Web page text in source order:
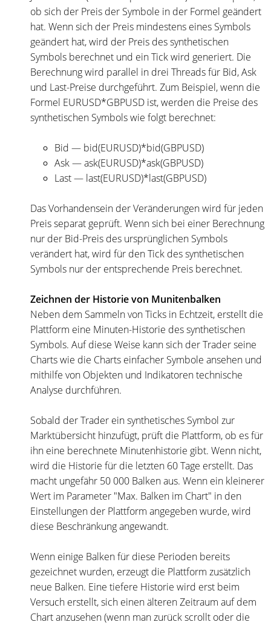
ob sich der Preis der Symbole in der Formel geändert
hat. Wenn sich der Preis mindestens eines Symbols
geändert hat, wird der Preis des synthetischen
Symbols berechnet und ein Tick wird generiert. Die
Berechnung wird parallel in drei Threads für Bid, Ask
und Last-Preise durchgeführt. Zum Beispiel, wenn die
Formel EURUSD*GBPUSD ist, werden die Preise des
synthetischen Symbols wie folgt berechnet:
Bid — bid(EURUSD)*bid(GBPUSD)
Ask — ask(EURUSD)*ask(GBPUSD)
Last — last(EURUSD)*last(GBPUSD)
Das Vorhandensein der Veränderungen wird für jeden
Preis separat geprüft. Wenn sich bei einer Berechnung
nur der Bid-Preis des ursprünglichen Symbols
verändert hat, wird für den Tick des synthetischen
Symbols nur der entsprechende Preis berechnet.
Zeichnen der Historie von Munitenbalken
Neben dem Sammeln von Ticks in Echtzeit, erstellt die
Plattform eine Minuten-Historie des synthetischen
Symbols. Auf diese Weise kann sich der Trader seine
Charts wie die Charts einfacher Symbole ansehen und
mithilfe von Objekten und Indikatoren technische
Analyse durchführen.
Sobald der Trader ein synthetisches Symbol zur
Marktübersicht hinzufügt, prüft die Plattform, ob es für
ihn eine berechnete Minutenhistorie gibt. Wenn nicht,
wird die Historie für die letzten 60 Tage erstellt. Das
macht ungefähr 50 000 Balken aus. Wenn ein kleinerer
Wert im Parameter "Max. Balken im Chart" in den
Einstellungen der Plattform angegeben wurde, wird
diese Beschränkung angewandt.
Wenn einige Balken für diese Perioden bereits
gezeichnet wurden, erzeugt die Plattform zusätzlich
neue Balken. Eine tiefere Historie wird erst beim
Versuch erstellt, sich einen älteren Zeitraum auf dem
Chart anzusehen (wenn man zurück scrollt oder die